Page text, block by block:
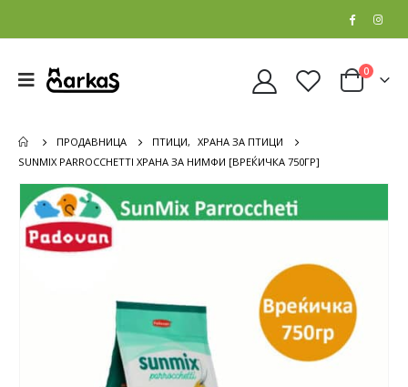
0
ПРОДАВНИЦА ПТИЦИ, ХРАНА ЗА ПТИЦИ
SUNMIX PARROCCHETTI ХРАНА ЗА НИМФИ [ВРЕЌИЧКА 750ГР]